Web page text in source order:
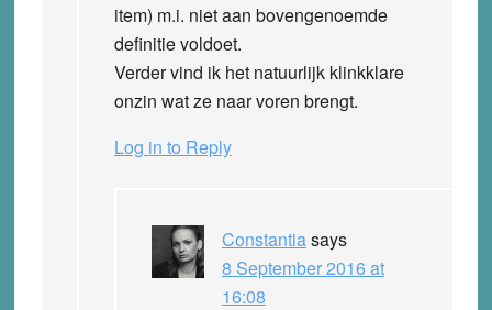
item) m.i. niet aan bovengenoemde
definitie voldoet.
Verder vind ik het natuurlijk klinkklare
onzin wat ze naar voren brengt.
Log in to Reply
Constantiasays
8 September 2016 at
16:08